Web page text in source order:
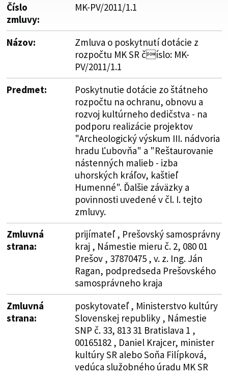
Číslo
zmluvy:
MK-PV/2011/1.1
Názov:
Zmluva o poskytnutí dotácie z
rozpočtu MK SR číslo: MK-
PV/2011/1.1
Predmet:
Poskytnutie dotácie zo štátneho
rozpočtu na ochranu, obnovu a
rozvoj kultúrneho dedičstva - na
podporu realizácie projektov
"Archeologický výskum III. nádvoria
hradu Ľubovňa" a "Reštaurovanie
nástenných malieb - izba
uhorských kráľov, kaštieľ
Humenné". Ďalšie záväzky a
povinnosti uvedené v čl. I. tejto
zmluvy.
Zmluvná
strana:
prijímateľ , Prešovský samosprávny
kraj , Námestie mieru č. 2, 080 01
Prešov , 37870475 , v. z. Ing. Ján
Ragan, podpredseda Prešovského
samosprávneho kraja
Zmluvná
strana:
poskytovateľ , Ministerstvo kultúry
Slovenskej republiky , Námestie
SNP č. 33, 813 31 Bratislava 1 ,
00165182 , Daniel Krajcer, minister
kultúry SR alebo Soňa Filípková,
vedúca služobného úradu MK SR